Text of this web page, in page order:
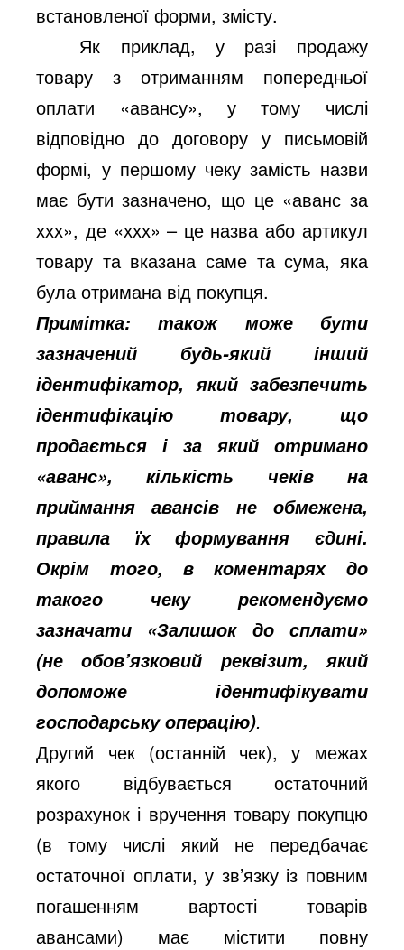
встановленої форми, змісту.
Як приклад, у разі продажу
товару з отриманням попередньої
оплати «авансу», у тому числі
відповідно до договору у письмовій
формі, у першому чеку замість назви
має бути зазначено, що це «аванс за
ххх», де «ххх» – це назва або артикул
товару та вказана саме та сума, яка
була отримана від покупця.
Примітка: також може бути
зазначений будь-який інший
ідентифікатор, який забезпечить
ідентифікацію товару, що
продається і за який отримано
«аванс», кількість чеків на
приймання авансів не обмежена,
правила їх формування єдині.
Окрім того, в коментарях до
такого чеку рекомендуємо
зазначати «Залишок до сплати»
(не обов’язковий реквізит, який
допоможе ідентифікувати
господарську операцію).
Другий чек (останній чек), у межах
якого відбувається остаточний
розрахунок і вручення товару покупцю
(в тому числі який не передбачає
остаточної оплати, у зв’язку із повним
погашенням вартості товарів
авансами) має містити повну